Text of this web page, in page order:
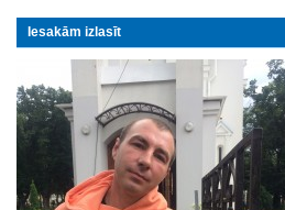
Iesakām izlasīt